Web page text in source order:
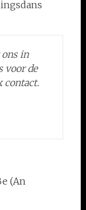
ons in
voor de
contact.
(An